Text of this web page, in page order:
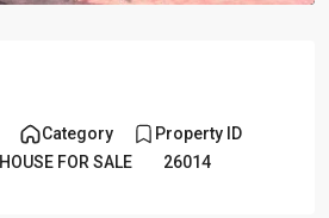
Category
HOUSE FOR SALE
Property ID
26014